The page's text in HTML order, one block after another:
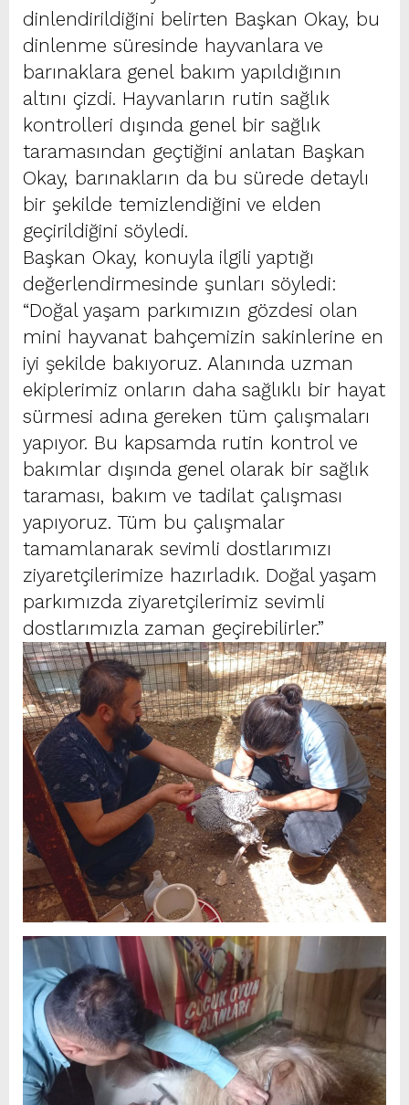
dinlendirildiğini belirten Başkan Okay, bu
dinlenme süresinde hayvanlara ve
barınaklara genel bakım yapıldığının
altını çizdi. Hayvanların rutin sağlık
kontrolleri dışında genel bir sağlık
taramasından geçtiğini anlatan Başkan
Okay, barınakların da bu sürede detaylı
bir şekilde temizlendiğini ve elden
geçirildiğini söyledi.
Başkan Okay, konuyla ilgili yaptığı
değerlendirmesinde şunları söyledi:
“Doğal yaşam parkımızın gözdesi olan
mini hayvanat bahçemizin sakinlerine en
iyi şekilde bakıyoruz. Alanında uzman
ekiplerimiz onların daha sağlıklı bir hayat
sürmesi adına gereken tüm çalışmaları
yapıyor. Bu kapsamda rutin kontrol ve
bakımlar dışında genel olarak bir sağlık
taraması, bakım ve tadilat çalışması
yapıyoruz. Tüm bu çalışmalar
tamamlanarak sevimli dostlarımızı
ziyaretçilerimize hazırladık. Doğal yaşam
parkımızda ziyaretçilerimiz sevimli
dostlarımızla zaman geçirebilirler.”